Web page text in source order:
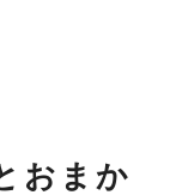
おまか